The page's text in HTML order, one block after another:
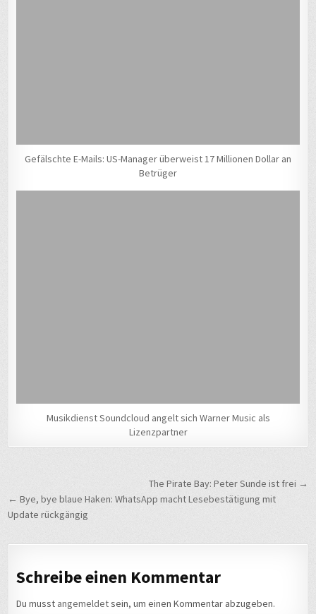
Gefälschte E-Mails: US-Manager überweist 17 Millionen Dollar an
Betrüger
Musikdienst Soundcloud angelt sich Warner Music als
Lizenzpartner
BeitragsnavigationThe Pirate Bay: Peter Sunde ist frei →
← Bye, bye blaue Haken: WhatsApp macht Lesebestätigung mit
Update rückgängig
Schreibe einen Kommentar
Du musst angemeldetsein, um einen Kommentar abzugeben.